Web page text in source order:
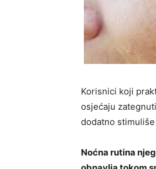
Korisnici koji
osjećaju
dodatno
Noćna rutina